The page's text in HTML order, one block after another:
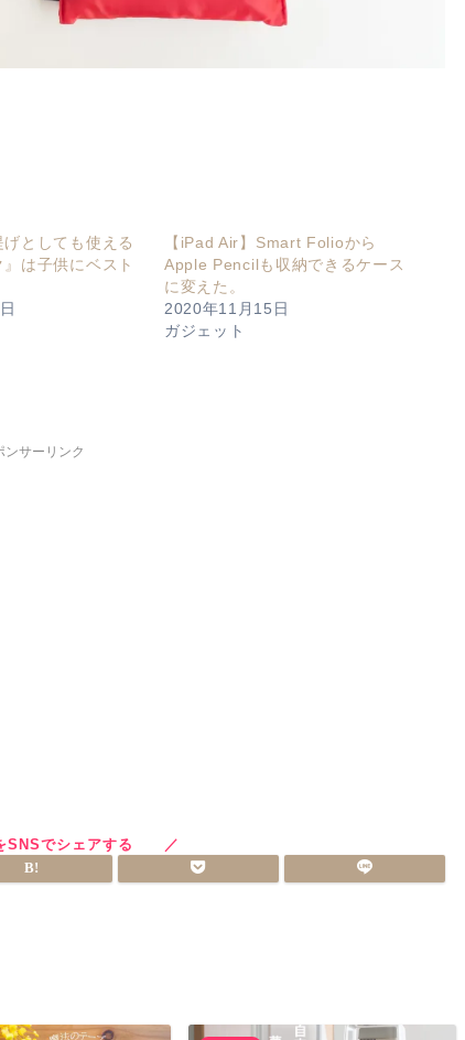
としても使える
は子供にベスト
【iPad Air】Smart Folioから
Apple Pencilも収納できるケース
に変えた。
2020年11月15日
ガジェット
ンサーリンク